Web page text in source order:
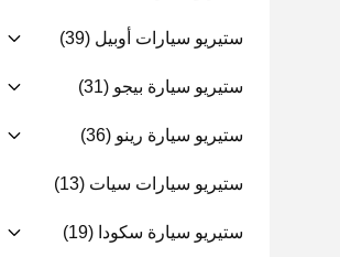
ستيريو سيارات أوبيل (39)
ستيريو سيارة بيجو (31)
ستيريو سيارة رينو (36)
ستيريو سيارات سيات (13)
ستيريو سيارة سكودا (19)